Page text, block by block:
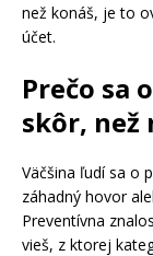
než konáš, je to
účet.
Prečo sa
skôr, než
Väčšina ľudí sa o
záhadný hovor
Preventívna
vieš, z ktorej